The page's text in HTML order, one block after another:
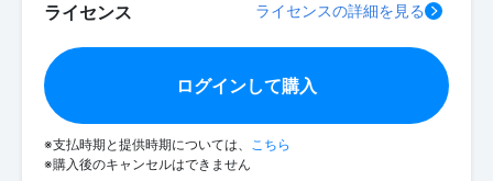
ライセンス ライセンスの詳細を見る
ログインして購入
※支払時期と提供時期については、 こちら
※購入後のキャンセルはできません